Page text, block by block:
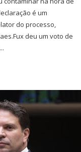
é um
do processo,
deu um voto de